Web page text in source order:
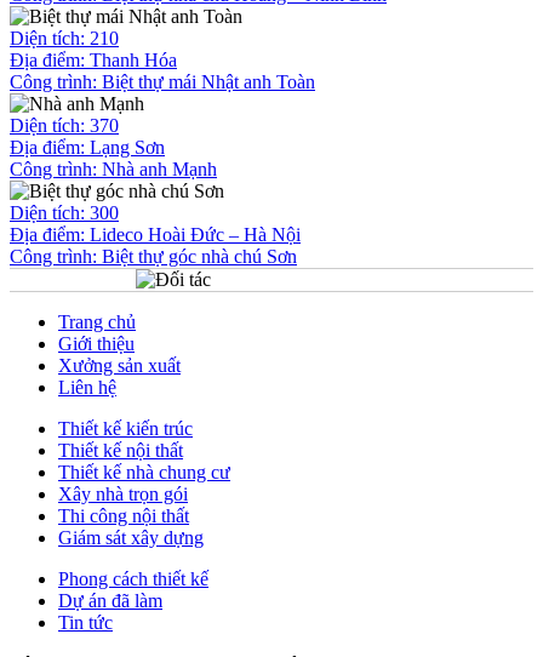
Diện tích: 210
Địa điểm: Thanh Hóa
Công trình: Biệt thự mái Nhật anh Toàn
Diện tích: 370
Địa điểm: Lạng Sơn
Công trình: Nhà anh Mạnh
Diện tích: 300
Địa điểm: Lideco Hoài Đức – Hà Nội
Công trình: Biệt thự góc nhà chú Sơn
Trang chủ
Giới thiệu
Xưởng sản xuất
Liên hệ
Thiết kế kiến trúc
Thiết kế nội thất
Thiết kế nhà chung cư
Xây nhà trọn gói
Thi công nội thất
Giám sát xây dựng
Phong cách thiết kế
Dự án đã làm
Tin tức